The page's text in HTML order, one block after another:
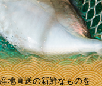
地直送の新鮮なものを